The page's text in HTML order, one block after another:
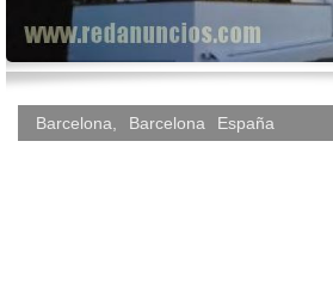
Barcelona Barcelona España